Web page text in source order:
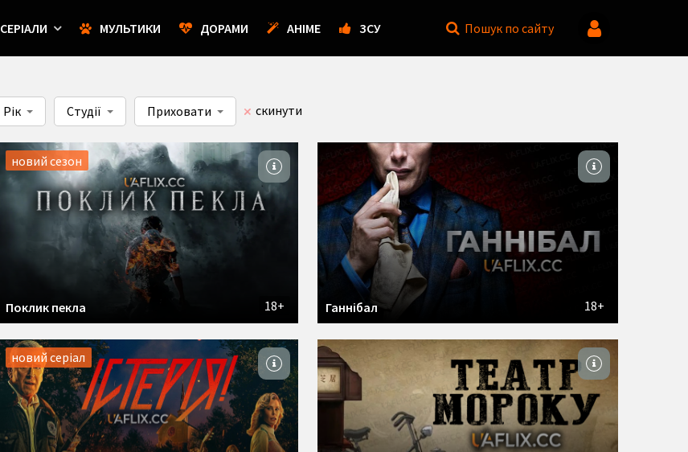
СЕРІАЛИ МУЛЬТИКИ ДОРАМИ АНІМЕ ЗСУ Пошук по сайту
Рік Студії Приховати скинути
новий сезон
18+
Поклик пекла 18+
Ганнібал
новий серіал